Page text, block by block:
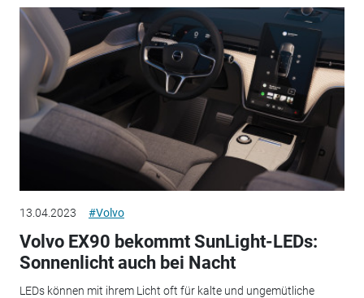
13.04.2023 #Volvo
Volvo EX90 bekommt SunLight-LEDs:
Sonnenlicht auch bei Nacht
LEDs können mit ihrem Licht oft für kalte und ungemütliche